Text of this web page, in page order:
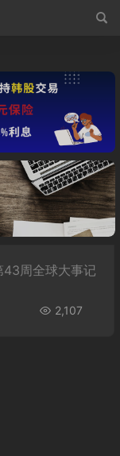
周全球大事记
2,107